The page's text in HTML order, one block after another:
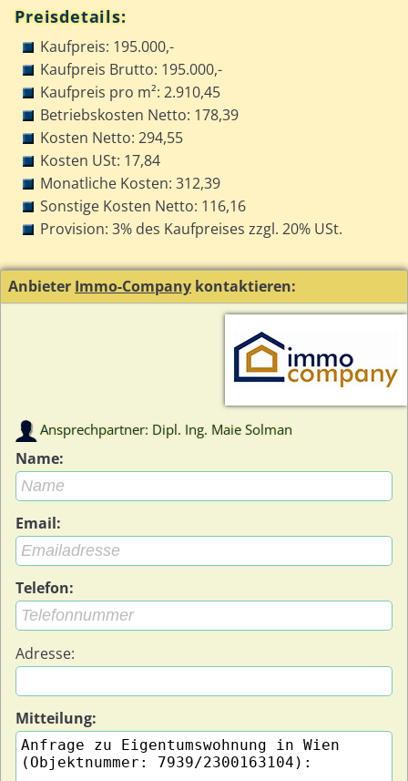
Preisdetails:
Kaufpreis: 195.000,-
Kaufpreis Brutto: 195.000,-
Kaufpreis pro m²: 2.910,45
Betriebskosten Netto: 178,39
Kosten Netto: 294,55
Kosten USt: 17,84
Monatliche Kosten: 312,39
Sonstige Kosten Netto: 116,16
Provision: 3% des Kaufpreises zzgl. 20% USt.
Anbieter Immo-Company kontaktieren:
Ansprechpartner: Dipl. Ing. Maie Solman
Name:
Email:
Telefon:
Adresse:
Mitteilung: